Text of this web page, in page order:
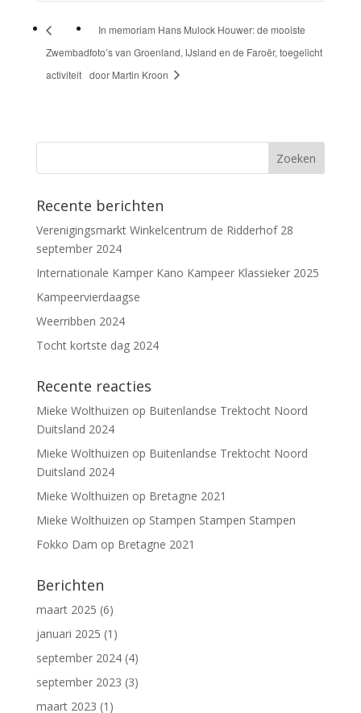
Zwembad
activiteit
In memoriam Hans Mulock Houwer: de mooiste
foto’s van Groenland, IJsland en de Faroër, toegelicht
door Martin Kroon
Recente berichten
Verenigingsmarkt Winkelcentrum de Ridderhof 28
september 2024
Internationale Kamper Kano Kampeer Klassieker 2025
Kampeervierdaagse
Weerribben 2024
Tocht kortste dag 2024
Recente reacties
Mieke Wolthuizen op Buitenlandse Trektocht Noord
Duitsland 2024
Mieke Wolthuizen op Buitenlandse Trektocht Noord
Duitsland 2024
Mieke Wolthuizen op Bretagne 2021
Mieke Wolthuizen op Stampen Stampen Stampen
Fokko Dam op Bretagne 2021
Berichten
maart 2025 (6)
januari 2025 (1)
september 2024(4)
september 2023 (3)
maart 2023 (1)